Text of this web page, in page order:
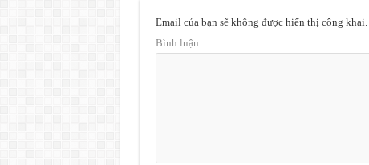
Email của bạn sẽ không được hiển thị công khai.
Bình luận